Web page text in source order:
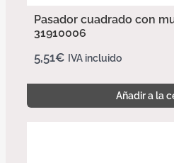
Pasador cuadrado con
31910006
5,51€ IVA incluido
Añadir a la